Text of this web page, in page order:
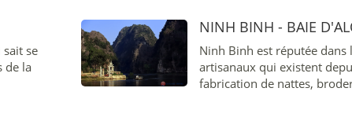
sait se
de la
NINH BINH - BAIE
Ninh Binh est réputée
artisanaux qui existent
fabrication de nattes,